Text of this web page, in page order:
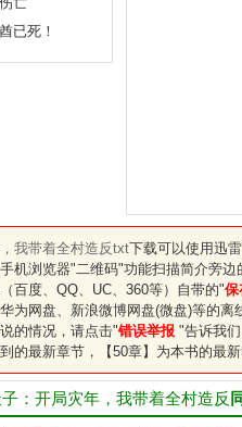
已死！
我带着全村造反txt下载可以使用迅
机浏览器"二维码"功能扫描简介旁边
百度、QQ、UC、360等）自带的"保
为网盘、新浪微博网盘(微盘)等的离
的情况，请点击"错误举报 "告诉我
的最新章节，【50章】为本书的最
：开局灾年，我带着全村造反